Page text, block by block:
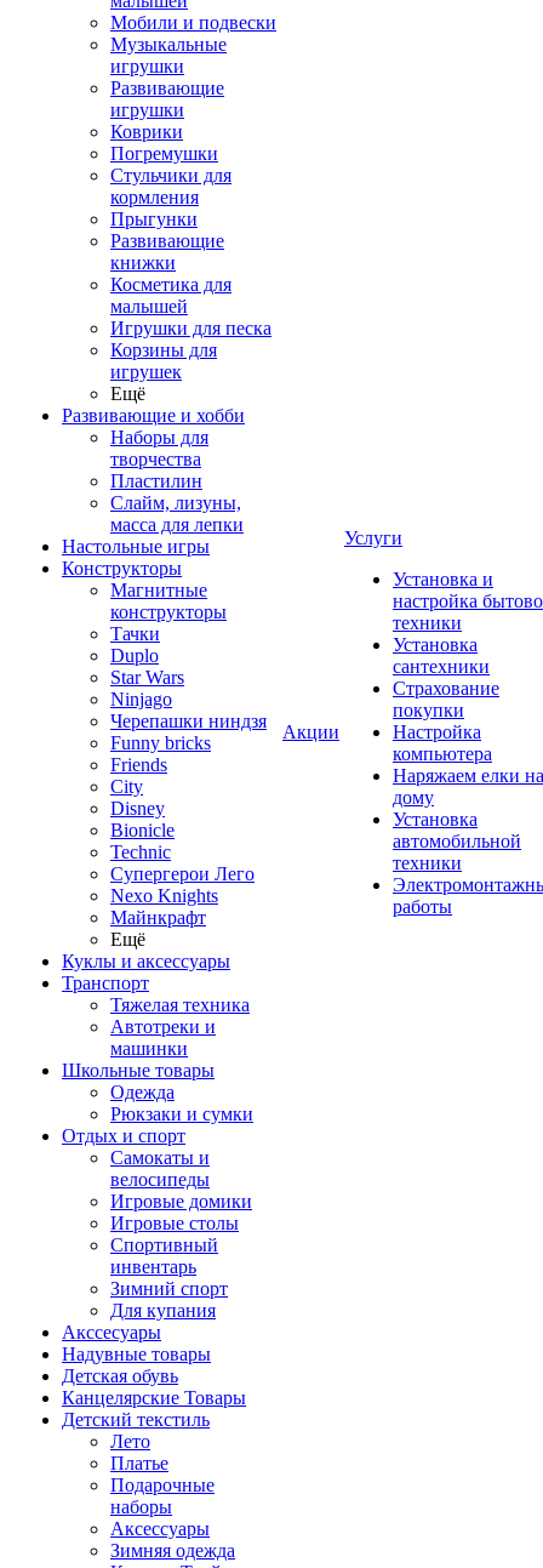
Мобили и подвески
Музыкальные
игрушки
Развивающие
игрушки
Коврики
Погремушки
Стульчики для
кормления
Прыгунки
Развивающие
книжки
Косметика для
малышей
Игрушки для песка
Корзины для
игрушек
Ещё
Развивающие и хобби
Наборы для
творчества
Пластилин
Слайм, лизуны,
масса для лепки
Настольные игры
Конструкторы
Магнитные
конструкторы
Тачки
Duplo
Star Wars
Ninjago
Черепашки ниндзя
Funny bricks
Friends
City
Disney
Bionicle
Technic
Супергерои Лего
Nexo Knights
Майнкрафт
Ещё
Куклы и аксессуары
Транспорт
Тяжелая техника
Автотреки и
машинки
Школьные товары
Одежда
Рюкзаки и сумки
Отдых и спорт
Самокаты и
велосипеды
Игровые домики
Игровые столы
Спортивный
инвентарь
Зимний спорт
Для купания
Акссесуары
Надувные товары
Детская обувь
Канцелярские Товары
Детский текстиль
Лето
Платье
Подарочные
наборы
Аксессуары
Зимняя одежда
Акции
Услуги
Установка и
настройка
техники
Установка
сантехники
Страхование
покупки
Настройка
компьютера
Наряжаем елки на
дому
Установка
автомобильной
техники
работы